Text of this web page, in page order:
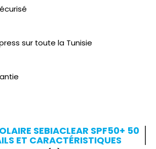
sur toute la Tunisie
SEBIACLEAR SPF50+ 50
ET CARACTÉRISTIQUES